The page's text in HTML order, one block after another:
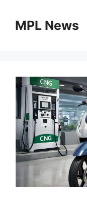
contentMPL News